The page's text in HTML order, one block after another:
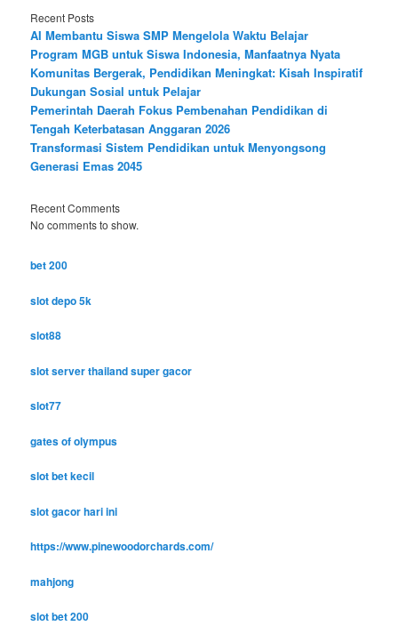
Recent Posts
AI Membantu Siswa SMP Mengelola Waktu Belajar
Program MGB untuk Siswa Indonesia, Manfaatnya Nyata
Komunitas Bergerak, Pendidikan Meningkat: Kisah Inspiratif
Dukungan Sosial untuk Pelajar
Pemerintah Daerah Fokus Pembenahan Pendidikan di
Tengah Keterbatasan Anggaran 2026
Transformasi Sistem Pendidikan untuk Menyongsong
Generasi Emas 2045
Recent Comments
No comments to show.
bet 200
slot depo 5k
slot88
slot server thailand super gacor
slot77
gates of olympus
slot bet kecil
slot gacor hari ini
https://www.pinewoodorchards.com/
mahjong
slot bet 200